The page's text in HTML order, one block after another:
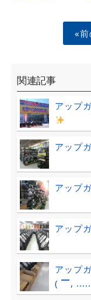
«
関連記事
アップ
アップ
アップ
アップ
アップ
( ▔,